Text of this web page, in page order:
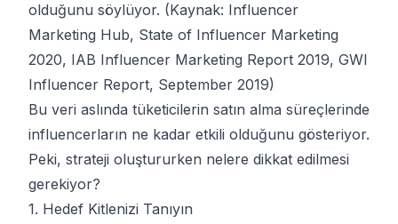
olduğunu söylüyor. (Kaynak: Influencer
Marketing Hub, State of Influencer Marketing
2020, IAB Influencer Marketing Report 2019, GWI
Influencer Report, September 2019)
Bu veri aslında tüketicilerin satın alma süreçlerinde
influencerların ne kadar etkili olduğunu gösteriyor.
Peki, strateji oluştururken nelere dikkat edilmesi
gerekiyor?
1. Hedef Kitlenizi Tanıyın